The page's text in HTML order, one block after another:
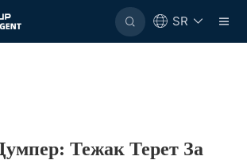
SR
Тежак Терет За